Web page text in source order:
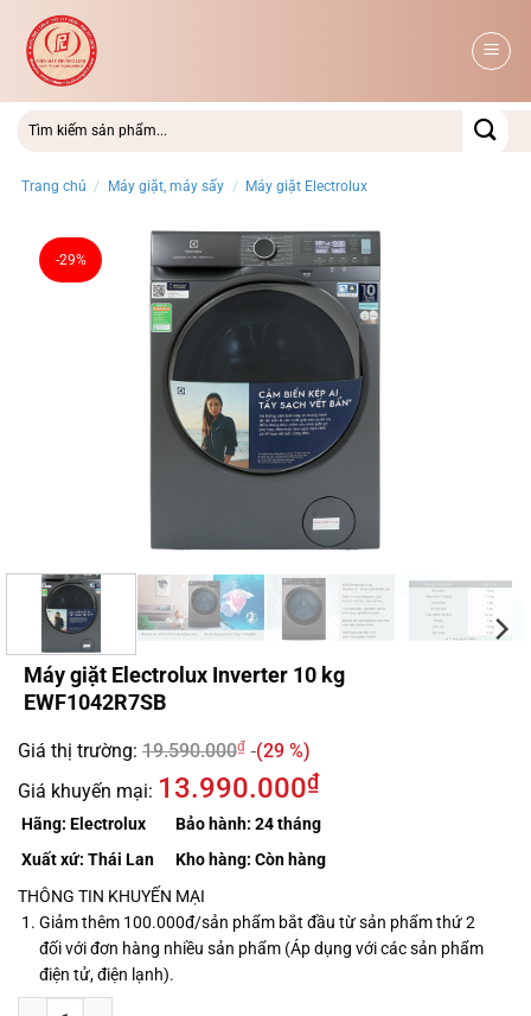
qua
dung
Trang chủ / Máy giặt, máy sấy / Máy giặt Electrolux
-29%
Máy giặt Electrolux Inverter 10 kg
EWF1042R7SB
Giá thị trường: 19.590.000₫
(29 %)
Giá khuyến mại: 13.990.000₫
Hãng: Electrolux
Xuất xứ: Thái Lan
Bảo hành: 24 tháng
Kho hàng: Còn hàng
THÔNG TIN KHUYẾN MẠI
Giảm thêm 100.000đ/sản phẩm bắt đầu từ sản phẩm thứ 2
đối với đơn hàng nhiều sản phẩm (Áp dụng với các sản phẩm
điện tử, điện lạnh).